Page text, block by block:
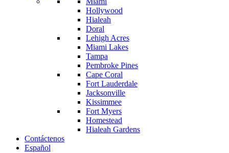
Hollywood
Hialeah
Doral
Lehigh Acres
Miami Lakes
Tampa
Pembroke Pines
Cape Coral
Fort Lauderdale
Jacksonville
Kissimmee
Fort Myers
Homestead
Hialeah Gardens
Contáctenos
Español